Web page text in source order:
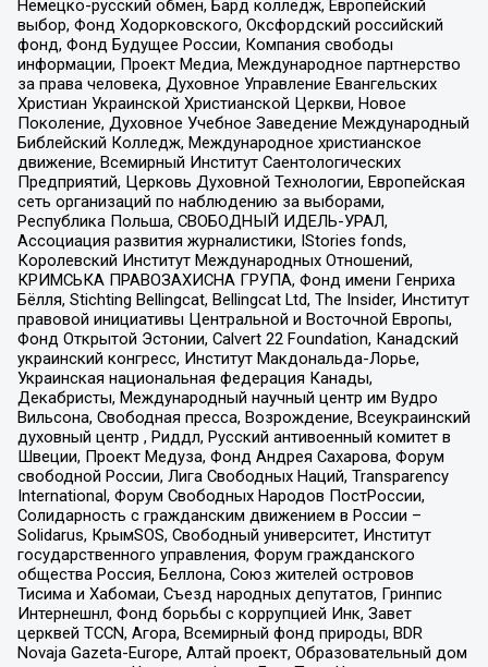
Немецко-русский обмен, Бард колледж, Европейский
выбор, Фонд Ходорковского, Оксфордский российский
фонд, Фонд Будущее России, Компания свободы
информации, Проект Медиа, Международное партнерство
за права человека, Духовное Управление Евангельских
Христиан Украинской Христианской Церкви, Новое
Поколение, Духовное Учебное Заведение Международный
Библейский Колледж, Международное христианское
движение, Всемирный Институт Саентологических
Предприятий, Церковь Духовной Технологии, Европейская
сеть организаций по наблюдению за выборами,
Республика Польша, СВОБОДНЫЙ ИДЕЛЬ-УРАЛ,
Ассоциация развития журналистики, IStories fonds,
Королевский Институт Международных Отношений,
КРИМСЬКА ПРАВОЗАХИСНА ГРУПА, Фонд имени Генриха
Бёлля, Stichting Bellingcat, Bellingcat Ltd, The Insider, Институт
правовой инициативы Центральной и Восточной Европы,
Фонд Открытой Эстонии, Calvert 22 Foundation, Канадский
украинский конгресс, Институт Макдональда-Лорье,
Украинская национальная федерация Канады,
Декабристы, Международный научный центр им Вудро
Вильсона, Свободная пресса, Возрождение, Всеукраинский
духовный центр , Риддл, Русский антивоенный комитет в
Швеции, Проект Медуза, Фонд Андрея Сахарова, Форум
свободной России, Лига Свободных Наций, Transparеncy
International, Форум Свободных Народов ПостРоссии,
Солидарность с гражданским движением в России –
Solidarus, КрымSOS, Свободный университет, Институт
государственного управления, Форум гражданского
общества Россия, Беллона, Союз жителей островов
Тисима и Хабомаи, Съезд народных депутатов, Гринпис
Интернешнл, Фонд борьбы с коррупцией Инк, Завет
церквей TCCN, Агора, Всемирный фонд природы, BDR
Novaja Gazeta-Europe, Алтай проект, Образовательный дом